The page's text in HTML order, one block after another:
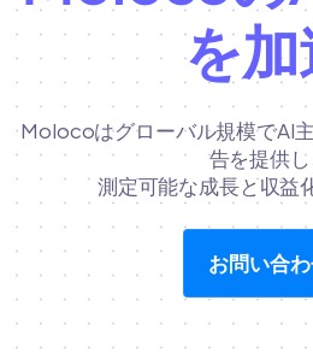
を加
Molocoはグローバル規模でAI
告を提供
測定可能な成長と収益
お問い合